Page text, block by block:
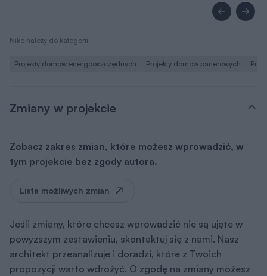
Nike należy do kategorii:
Projekty domów energooszczędnych Projekty domów parterowych
Zmiany w projekcie
Zobacz zakres zmian, które możesz wprowadzić, w
tym projekcie bez zgody autora.
Lista możliwych zmian
Jeśli zmiany, które chcesz wprowadzić nie są ujęte w
powyższym zestawieniu, skontaktuj się z nami. Nasz
architekt przeanalizuje i doradzi, które z Twoich
propozycji warto wdrożyć. O zgodę na zmiany możesz